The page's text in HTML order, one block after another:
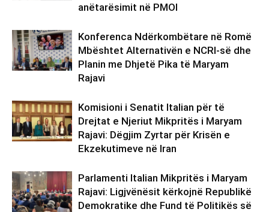
anëtarësimit në PMOI
Konferenca Ndërkombëtare në Romë
Mbështet Alternativën e NCRI-së dhe
Planin me Dhjetë Pika të Maryam
Rajavi
Komisioni i Senatit Italian për të
Drejtat e Njeriut Mikpritës i Maryam
Rajavi: Dëgjim Zyrtar për Krisën e
Ekzekutimeve në Iran
Parlamenti Italian Mikpritës i Maryam
Rajavi: Ligjvënësit kërkojnë Republikë
Demokratike dhe Fund të Politikës së